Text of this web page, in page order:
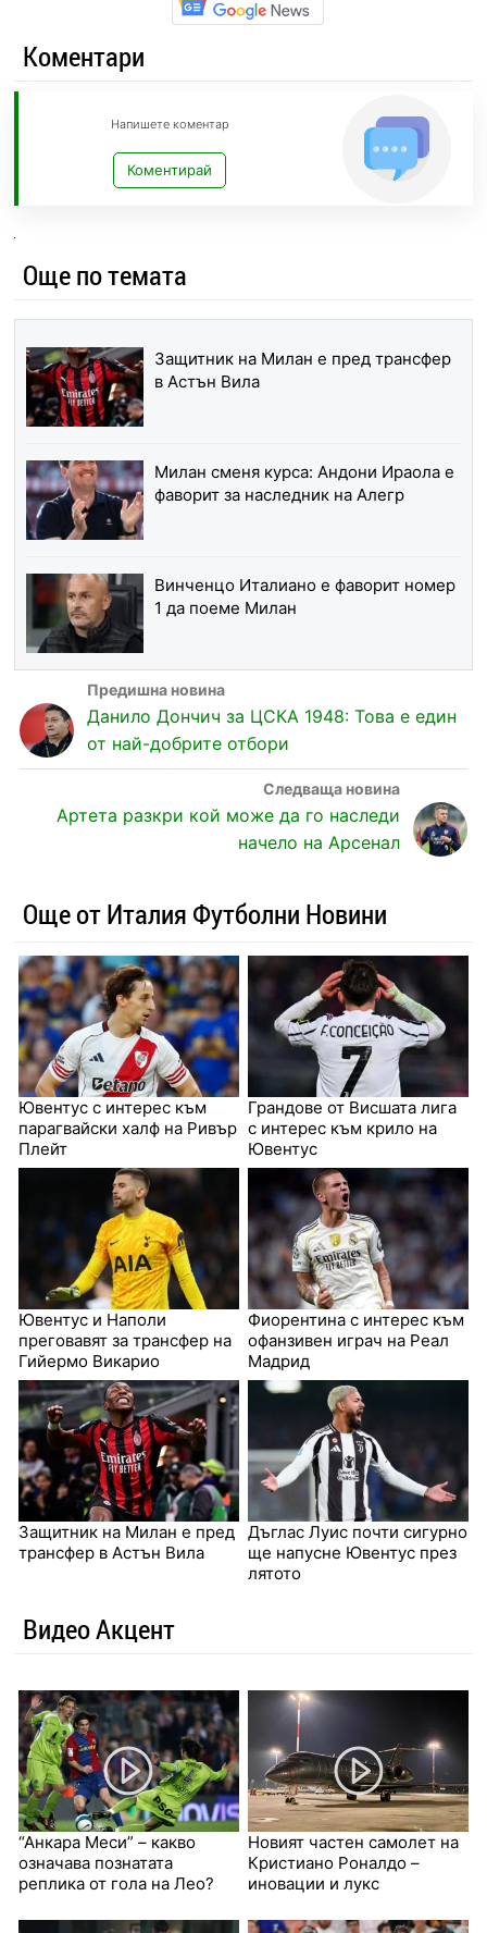
Коментари
Напишете коментар
Коментирай
Още по темата
Защитник на Милан е пред трансфер
в Астън Вила
Милан сменя курса: Андони Ираола е
фаворит за наследник на Алегр
Винченцо Италиано е фаворит номер
1 да поеме Милан
Данило Дончич за ЦСКА 1948: Това е един
от най-добрите отбори
Артета разкри кой може да го наследи
начело на Арсенал
Още от Италия Футболни Новини
Ювентус с интерес към
парагвайски халф на Ривър
Плейт
Грандове от Висшата лига
с интерес към крило на
Ювентус
Ювентус и Наполи
преговавят за трансфер на
Гийермо Викарио
Фиорентина с интерес към
офанзивен играч на Реал
Мадрид
Защитник на Милан е пред
трансфер в Астън Вила
Дъглас Луис почти сигурно
ще напусне Ювентус през
лятото
Видео Акцент
“Анкара Меси” – какво
означава познатата
реплика от гола на Лео?
Новият частен самолет на
Кристиано Роналдо –
иновации и лукс